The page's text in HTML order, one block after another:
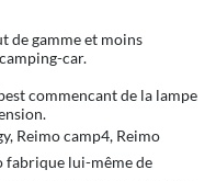
de gamme et moins
car.
commencant de la lampe
Reimo camp4, Reimo
fabrique lui-même de